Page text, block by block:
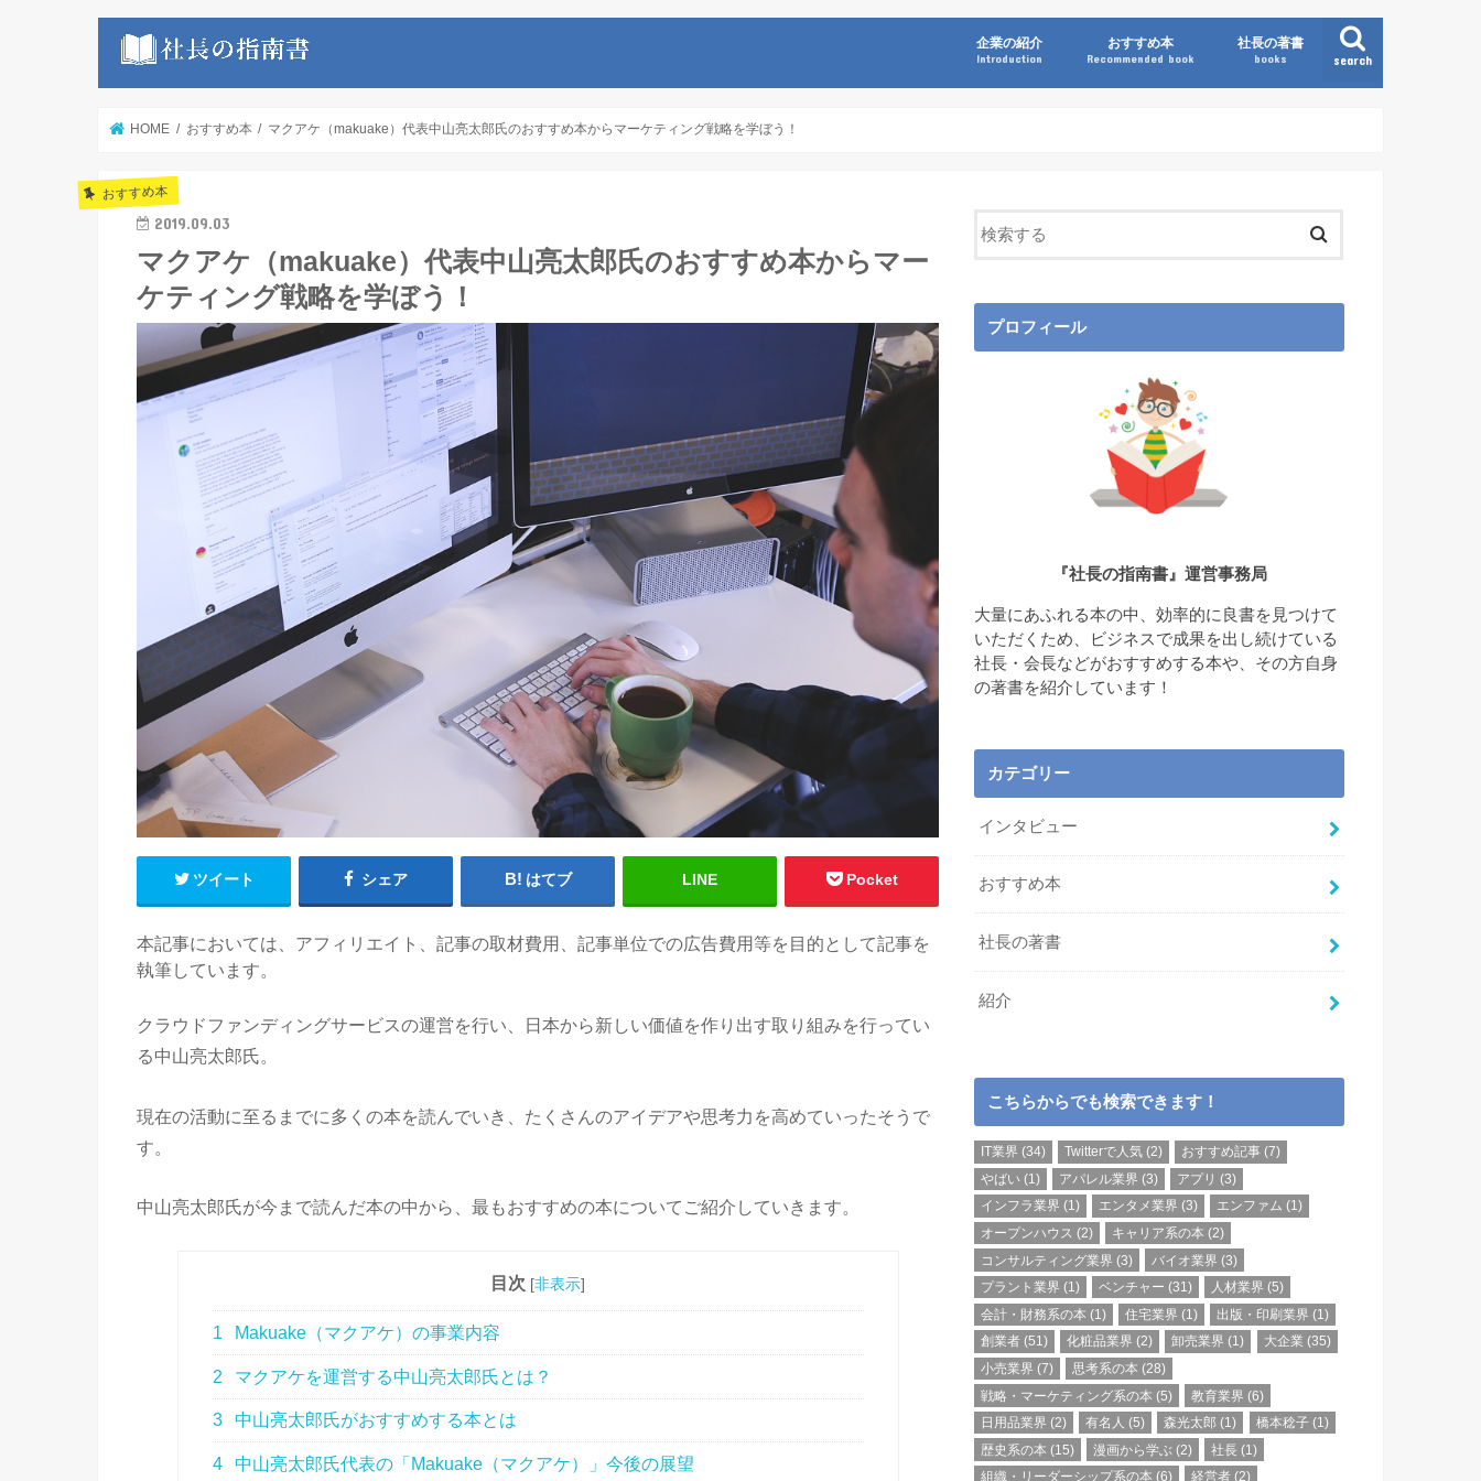
search
企業の紹介
Introduction
おすすめ本
Recommended book
社長の著書
books
HOME おすすめ本 マクアケ（makuake）代表中山亮太郎氏のおすすめ本からマーケティング戦略を学ぼう！
おすすめ本
2019.09.03
マクアケ（makuake）代表中山亮太郎氏のおすすめ本からマー
ケティング戦略を学ぼう！
ツイート シェア はてブ LINE Pocket
本記事においては、アフィリエイト、記事の取材費用、記事単位での広告費用等を目的として記事を
執筆しています。
クラウドファンディングサービスの運営を行い、日本から新しい価値を作り出す取り組みを行ってい
る中山亮太郎氏。
現在の活動に至るまでに多くの本を読んでいき、たくさんのアイデアや思考力を高めていったそうで
す。
中山亮太郎氏が今まで読んだ本の中から、最もおすすめの本についてご紹介していきます。
目次 [非表示]
1 Makuake（マクアケ）の事業内容
2 マクアケを運営する中山亮太郎氏とは？
3 中山亮太郎氏がおすすめする本とは
4 中山亮太郎氏代表の「Makuake（マクアケ）」今後の展望
プロフィール
『社長の指南書』運営事務局
大量にあふれる本の中、効率的に良書を見つけて
いただくため、ビジネスで成果を出し続けている
社長・会長などがおすすめする本や、その方自身
の著書を紹介しています！
カテゴリー
インタビュー
おすすめ本
社長の著書
紹介
こちらからでも検索できます！
IT業界 (34) Twitterで人気 (2) おすすめ記事 (7)
やばい (1) アパレル業界 (3) アプリ (3)
インフラ業界 (1) エンタメ業界 (3) エンファム (1)
オープンハウス (2) キャリア系の本 (2)
コンサルティング業界 (3) バイオ業界 (3)
プラント業界 (1) ベンチャー (31) 人材業界 (5)
会計・財務系の本 (1) 住宅業界 (1) 出版・印刷業界 (1)
創業者 (51) 化粧品業界 (2) 卸売業界 (1) 大企業 (35)
小売業界 (7) 思考系の本 (28)
戦略・マーケティング系の本 (5) 教育業界 (6)
日用品業界 (2) 有名人 (5) 森光太郎 (1) 橋本稔子(1)
歴史系の本 (15) 漫画から学ぶ (2) 社長 (1)
組織・リーダーシップ系の本 (6) 経営者 (2)